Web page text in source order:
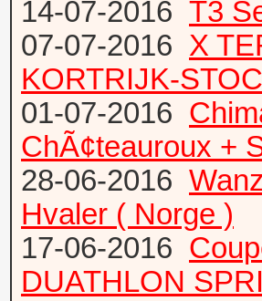
14-07-2016 T3
07-07-2016 X
KORTRIJK-
01-07-2016
ChÃ¢teauroux +
28-06-2016
Hvaler ( Norge )
17-06-2016
DUATHLON